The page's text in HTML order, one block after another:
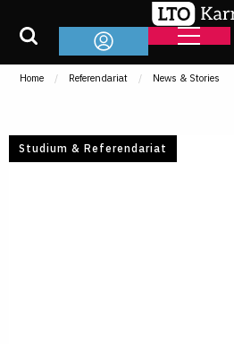
Home Referendariat News & Stories
Studium & Referendariat